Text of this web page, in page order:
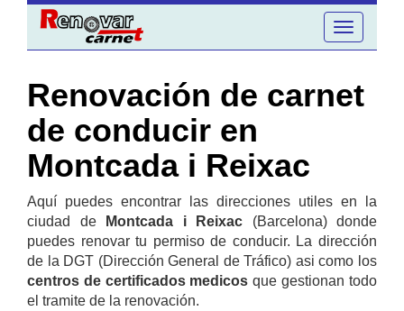
Toggle
navigation
Renovación de carnet
de conducir en
Montcada i Reixac
Aquí puedes encontrar las direcciones utiles en la
ciudad de
Montcada i Reixac (Barcelona) donde
puedes renovar tu permiso de conducir. La dirección
de la DGT (Dirección General de Tráfico) asi como los
centros de certificados medicos que gestionan todo
el tramite de la renovación.